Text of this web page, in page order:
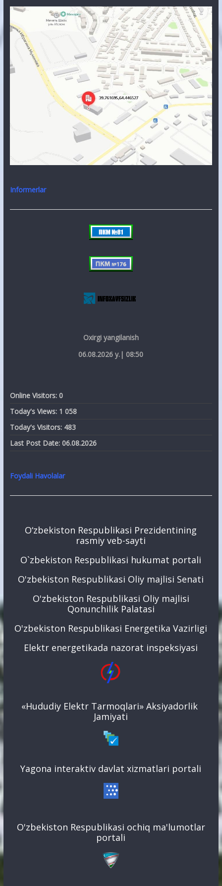
Informerlar
Oxirgi yangilanish
06.08.2026 y.| 08:50
Online Visitors: 0
Today's Views: 1 058
Today's Visitors: 483
Last Post Date: 06.08.2026
Foydali Havolalar
O‘zbekiston Respublikasi Prezidentining
rasmiy veb-sayti
O`zbekiston Respublikasi hukumat portali
O'zbekiston Respublikasi Oliy majlisi Senati
O'zbekiston Respublikasi Oliy majlisi
Qonunchilik Palatasi
O'zbekiston Respublikasi Energetika Vazirligi
Elektr energetikada nazorat inspeksiyasi
«Hududiy Elektr Tarmoqlari» Aksiyadorlik
Jamiyati
Yagona interaktiv davlat xizmatlari portali
O'zbekiston Respublikasi ochiq ma'lumotlar
portali